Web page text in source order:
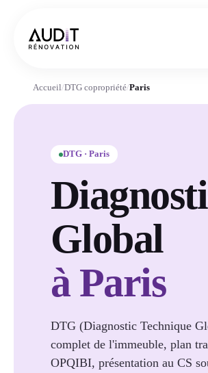
Accueil/DTG copropriété/Paris
DTG · Paris
Global
à Paris
DTG (Diagnostic Technique
complet de l'immeuble, plan
OPQIBI, présentation au CS